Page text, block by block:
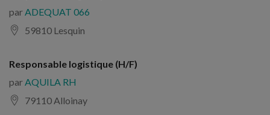
parADEQUAT 066
59810 Lesquin
Responsable logistique (H/F)
parAQUILA RH
79110 Alloinay